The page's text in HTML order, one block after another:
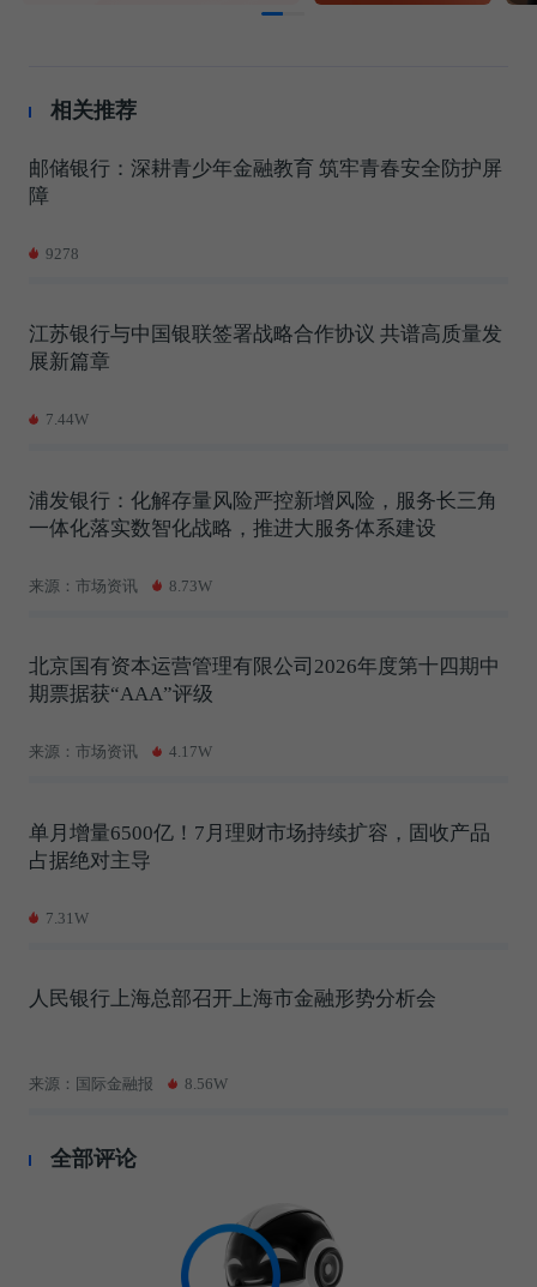
相关推荐
邮储银行：深耕青少年金融教育 筑牢青春安全防护屏
障
9278
江苏银行与中国银联签署战略合作协议 共谱高质量发
展新篇章
7.44W
浦发银行：化解存量风险严控新增风险，服务长三角
一体化落实数智化战略，推进大服务体系建设
来源：市场资讯 8.73W
北京国有资本运营管理有限公司2026年度第十四期中
期票据获“AAA”评级
来源：市场资讯 4.17W
单月增量6500亿！7月理财市场持续扩容，固收产品
占据绝对主导
7.31W
人民银行上海总部召开上海市金融形势分析会
来源：国际金融报 8.56W
全部评论